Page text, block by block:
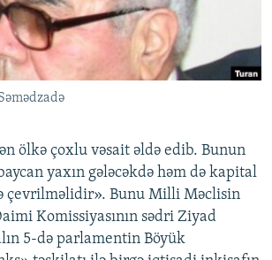
KITABXANASI
STANDARTLARIMIZ
ISTIFADƏ
TELEFONUNUZDA
saytları
ölkə çoxlu vəsait əldə edib. Bunun
yaxın gələcəkdə həm də kapital
çevrilməlidir». Bunu Milli Məclisin
Komissiyasının sədri Ziyad
5-də parlamentin Böyük